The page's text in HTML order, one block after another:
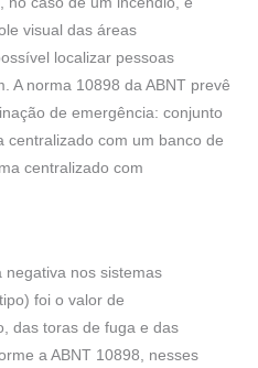
visual das áreas
localizar pessoas
A norma 10898 da ABNT prevê
de emergência: conjunto
centralizado com um banco de
centralizado com
nos sistemas
foi o valor de
das toras de fuga e das
a ABNT 10898, nesses